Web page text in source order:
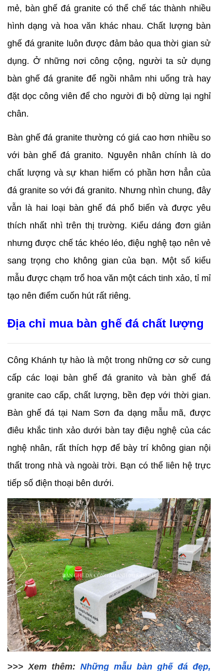
mẻ, bàn ghế đá granite có thể chế tác thành nhiều
hình dạng và hoa văn khác nhau. Chất lượng bàn
ghế đá granite luôn được đảm bảo qua thời gian sử
dụng. Ở những nơi công cộng, người ta sử dụng
bàn ghế đá granite để ngồi nhâm nhi uống trà hay
đặt dọc công viên để cho người đi bộ dừng lại nghỉ
chân.
Bàn ghế đá granite thường có giá cao hơn nhiều so
với bàn ghế đá granito. Nguyên nhân chính là do
chất lượng và sự khan hiếm có phần hơn hẳn của
đá granite so với đá granito. Nhưng nhìn chung, đây
vẫn là hai loại bàn ghế đá phổ biến và được yêu
thích nhất nhì trên thị trường. Kiểu dáng đơn giản
nhưng được chế tác khéo léo, điệu nghệ tạo nên vẻ
sang trọng cho không gian của bạn. Một số kiểu
mẫu được chạm trổ hoa văn một cách tinh xảo, tỉ mỉ
tạo nên điểm cuốn hút rất riêng.
Địa chỉ mua bàn ghế đá chất lượng
Công Khánh tự hào là một trong những cơ sở cung
cấp các loại bàn ghế đá granito và bàn ghế đá
granite cao cấp, chất lượng, bền đẹp với thời gian.
Bàn ghế đá tại Nam Sơn đa dạng mẫu mã, được
điêu khắc tinh xảo dưới bàn tay điệu nghệ của các
nghệ nhân, rất thích hợp để bày trí không gian nội
thất trong nhà và ngoài trời. Bạn có thể liên hệ trực
tiếp số điện thoại bên dưới.
>>> Xem thêm: Những mẫu bàn ghế đá đẹp,